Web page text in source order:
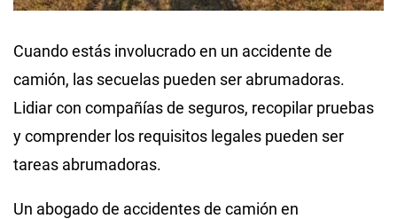
Cuando estás involucrado en un accidente de
camión, las secuelas pueden ser abrumadoras.
Lidiar con compañías de seguros, recopilar pruebas
y comprender los requisitos legales pueden ser
tareas abrumadoras.
Un abogado de accidentes de camión en